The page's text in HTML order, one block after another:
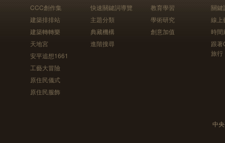
CCC創作集
建築排排站
建築轉轉樂
天地宮
安平追想1661
工藝大冒險
原住民儀式
原住民服飾
快速關鍵詞導覽
主題分類
典藏機構
進階搜尋
教育學習
學術研究
創意加值
關鍵
線上
時間
跟
旅行
中